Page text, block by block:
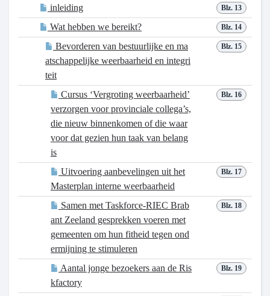
Blz. 13
inleiding
Blz. 14
Wat hebben we bereikt?
Blz. 15
Bevorderen van bestuurlijke en ma
atschappelijke weerbaarheid en integri
teit
Blz. 16
Cursus ‘Vergroting weerbaarheid’
verzorgen voor provinciale collega’s,
die nieuw binnenkomen of die waar
voor dat gezien hun taak van belang
is
Blz. 17
Uitvoering aanbevelingen uit het
Masterplan interne weerbaarheid
Blz. 18
Samen met Taskforce-RIEC Brab
ant Zeeland gesprekken voeren met
gemeenten om hun fitheid tegen ond
ermijning te stimuleren
Blz. 19
Aantal jonge bezoekers aan de Ris
kfactory